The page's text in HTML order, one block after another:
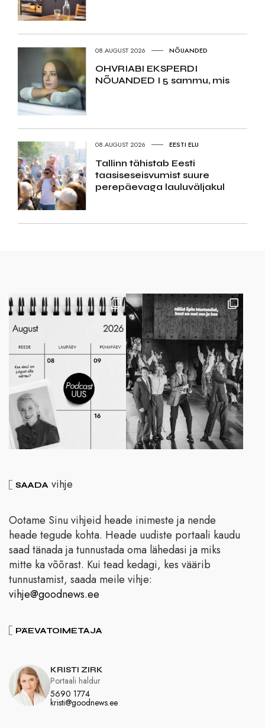
08.AUGUST 2026 NÕUANDED
OHVRIABI EKSPERDI
NÕUANDED I 5 sammu, mis
08.AUGUST 2026 EESTI ELU
Tallinn tähistab Eesti
taasiseseisvumist suure
perepäevaga lauluväljakul
SAADA vihje
Ootame Sinu vihjeid heade inimeste ja nende
heade tegude kohta. Heade uudiste portaali kaudu
saad tänada ja tunnustada oma lähedasi ja miks
mitte ka võõrast. Kui tead kedagi, kes väärib
tunnustamist, saada meile vihje:
vihje@goodnews.ee
PÄEVATOIMETAJA
KRISTI ZIRK
5690 1774
kristi@goodnews.ee
Portaali haldur